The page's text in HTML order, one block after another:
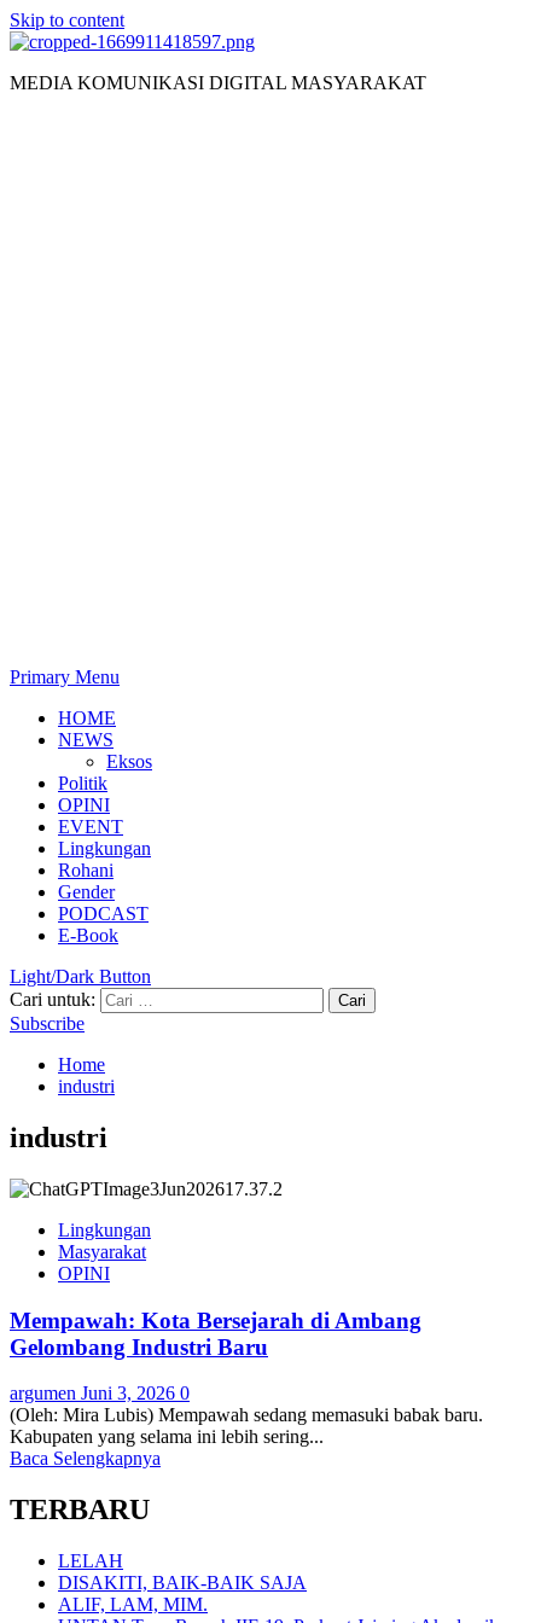
Skip to content
MEDIA KOMUNIKASI DIGITAL MASYARAKAT
Primary Menu
HOME
NEWS
Eksos
Politik
OPINI
EVENT
Lingkungan
Rohani
Gender
PODCAST
E-Book
Light/Dark Button
Cari untuk:
Subscribe
Home
industri
industri
Lingkungan
Masyarakat
OPINI
Mempawah: Kota Bersejarah di Ambang
Gelombang Industri Baru
argumen Juni 3, 2026 0
(Oleh: Mira Lubis) Mempawah sedang memasuki babak baru.
Kabupaten yang selama ini lebih sering...
Baca Selengkapnya
TERBARU
LELAH
DISAKITI, BAIK-BAIK SAJA
ALIF, LAM, MIM.